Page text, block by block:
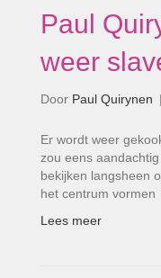
Paul
weer
Door Paul Quirynen |
Er wordt weer
zou eens
bekijken langsheen
het centrum
Lees meer